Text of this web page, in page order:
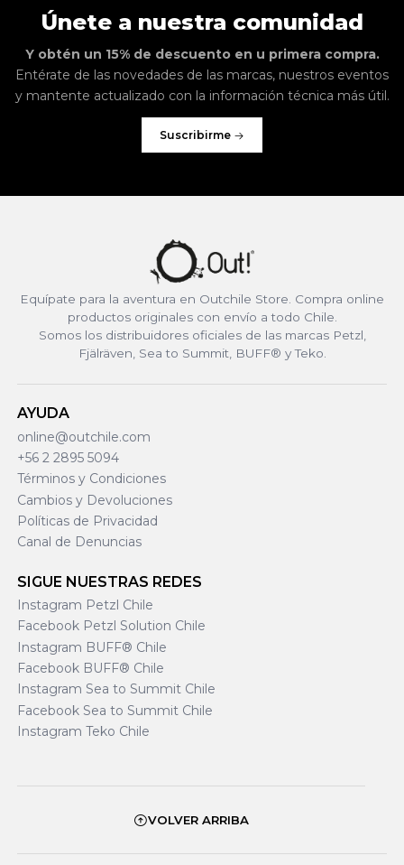
Únete a nuestra comunidad
Y obtén un 15% de descuento en u primera compra.
Entérate de las novedades de las marcas, nuestros eventos
y mantente actualizado con la información técnica más útil.
Suscribirme
Equípate para la aventura en Outchile Store. Compra online
productos originales con envío a todo Chile.
Somos los distribuidores oficiales de las marcas Petzl,
Fjälräven, Sea to Summit, BUFF® y Teko.
AYUDA
online@outchile.com
+56 2 2895 5094
Términos y Condiciones
Cambios y Devoluciones
Políticas de Privacidad
Canal de Denuncias
SIGUE NUESTRAS REDES
Instagram Petzl Chile
Facebook Petzl Solution Chile
Instagram BUFF® Chile
Facebook BUFF® Chile
Instagram Sea to Summit Chile
Facebook Sea to Summit Chile
Instagram Teko Chile
VOLVER ARRIBA